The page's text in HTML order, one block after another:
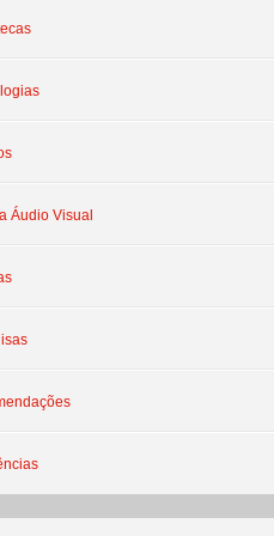
Áudio Visual